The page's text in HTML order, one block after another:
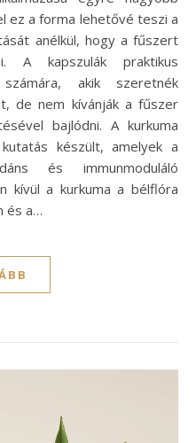
ez a forma lehetővé teszi a
anélkül, hogy a fűszert
A kapszulák praktikus
akik szeretnék
de nem kívánják a fűszer
bajlódni. A kurkuma
készült, amelyek a
és immunmoduláló
kívül a kurkuma a bélflóra
és a…